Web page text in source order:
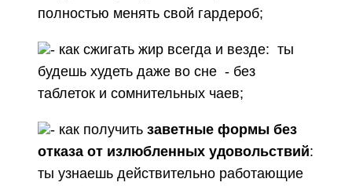
полностью менять свой гардероб;
- как сжигать жир всегда и везде: ты
будешь худеть даже во сне - без
таблеток и сомнительных чаев;
- как получить заветные формы без
отказа от излюбленных удовольствий:
ты узнаешь действительно работающие